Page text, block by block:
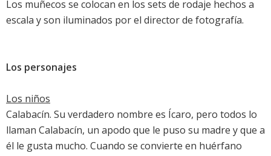
Los muñecos se colocan en los sets de rodaje hechos a
escala y son iluminados por el director de fotografía.
Los personajes
Los niños
Calabacín. Su verdadero nombre es Ícaro, pero todos lo
llaman Calabacín, un apodo que le puso su madre y que a
él le gusta mucho. Cuando se convierte en huérfano